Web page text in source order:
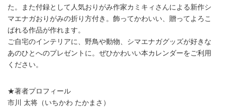
た。また付録として人気おりがみ作家カミキィさんによる新作シ
マエナガおりがみの折り方付き。飾ってかわいい、贈ってよろこ
ばれる作品が作れます。
ご自宅のインテリアに、野鳥や動物、シマエナガグッズが好きな
あのひとへのプレゼントに。ぜひかわいい本カレンダーをご利用
ください。
★著者プロフィール
市川 太将（いちかわ たかまさ）